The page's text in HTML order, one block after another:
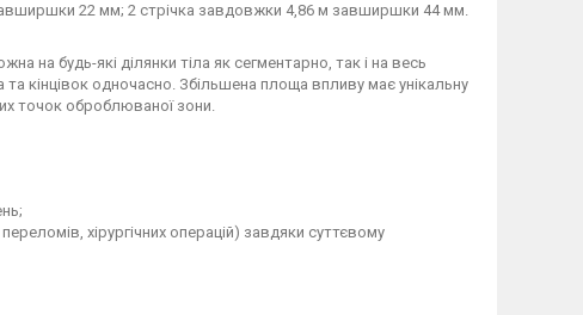
22 мм; 2 стрічка завдовжки 4,86 м завширшки 44 мм.
на будь-які ділянки тіла як сегментарно, так і на весь
кінцівок одночасно. Збільшена площа впливу має унікальну
точок оброблюваної зони.
хірургічних операцій) завдяки суттєвому